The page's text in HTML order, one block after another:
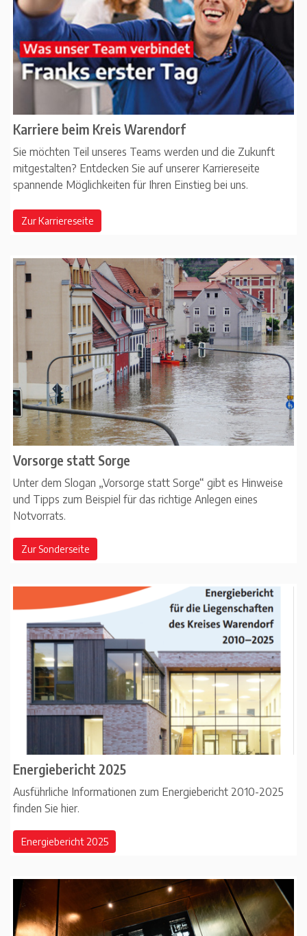
Karriere beim Kreis Warendorf
Sie möchten Teil unseres Teams werden und die Zukunft
mitgestalten? Entdecken Sie auf unserer Karriereseite
spannende Möglichkeiten für Ihren Einstieg bei uns.
Zur Karriereseite
Vorsorge statt Sorge
Unter dem Slogan „Vorsorge statt Sorge“ gibt es Hinweise
und Tipps zum Beispiel für das richtige Anlegen eines
Notvorrats.
Zur Sonderseite
Energiebericht 2025
Ausführliche Informationen zum Energiebericht 2010-2025
finden Sie hier.
Energiebericht 2025